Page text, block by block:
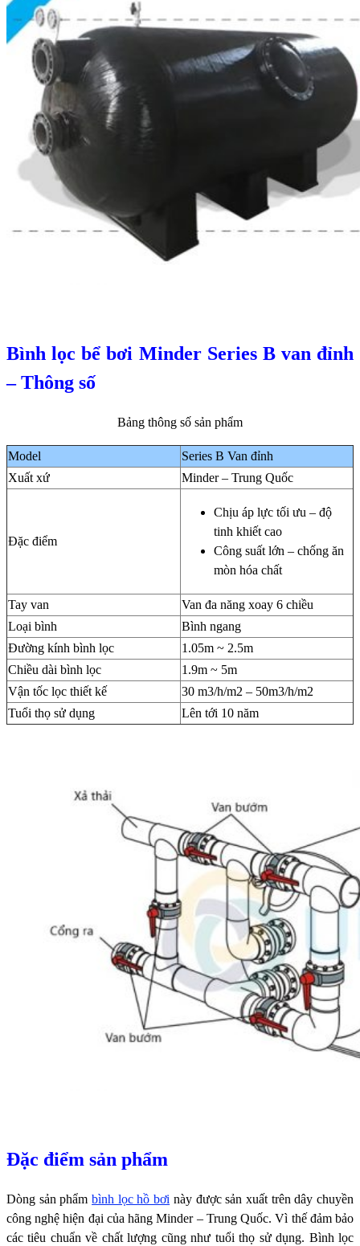
Bình lọc bể bơi Minder Series B van đỉnh
– Thông số
Bảng thông số sản phẩm
Model
Series B Van đỉnh
Xuất xứ
Minder – Trung Quốc
Đặc điểm
Chịu áp lực tối ưu – độ
tinh khiết cao
Công suất lớn – chống ăn
mòn hóa chất
Tay van
Van đa năng xoay 6 chiều
Loại bình
Bình ngang
Đường kính bình lọc
1.05m ~ 2.5m
Chiều dài bình lọc
1.9m ~ 5m
Vận tốc lọc thiết kế
30 m3/h/m2 – 50m3/h/m2
Tuổi thọ sử dụng
Lên tới 10 năm
Đặc điểm sản phẩm
Dòng sản phẩmbình lọc hồ bơi này được sản xuất trên dây chuyền
công nghệ hiện đại của hãng Minder – Trung Quốc. Vì thế đảm bảo
các tiêu chuẩn về chất lượng cũng như tuổi thọ sử dụng. Bình lọc